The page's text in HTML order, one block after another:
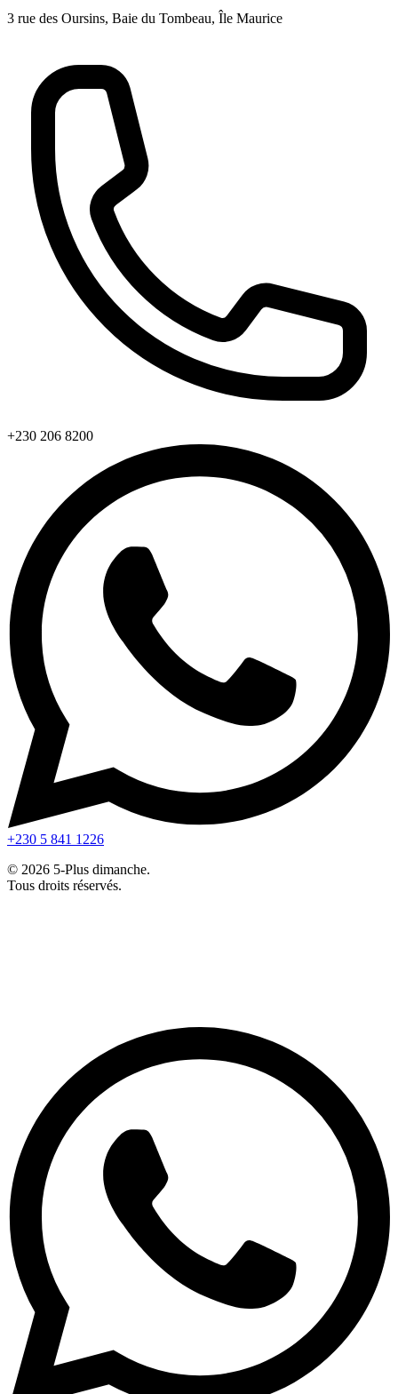
3 rue des Oursins, Baie du Tombeau, Île Maurice
+230 206 8200
+230 5 841 1226
© 2026 5-Plus dimanche.
Tous droits réservés.